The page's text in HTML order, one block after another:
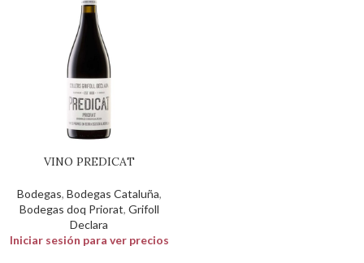
VINO PREDICAT
Bodegas, Bodegas Cataluña,
Bodegas doq Priorat, Grifoll
Declara
Iniciar sesión para ver precios